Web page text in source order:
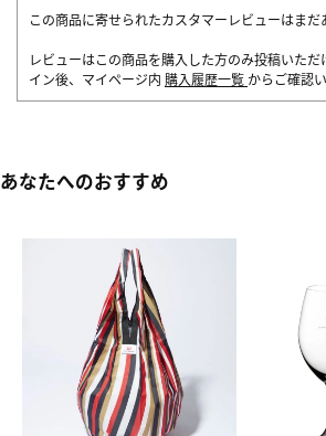
この商品に寄せられたカスタマーレビューはまだ
レビューはこの商品を購入した方のみ投稿いた
イン後、マイページ内 購入履歴一覧 からご確認
あなたへのおすすめ